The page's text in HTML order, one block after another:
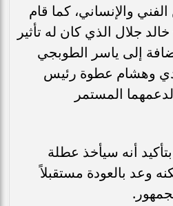
والإنساني، كما قام
جلال الذي كان له تأثير
إلى ياسر الطوبجي
وهشام عطوة رئيس
المستمر
أنه سيأخذ عطلة
وعد بالعودة مستقبلاً